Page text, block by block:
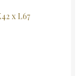
x L67